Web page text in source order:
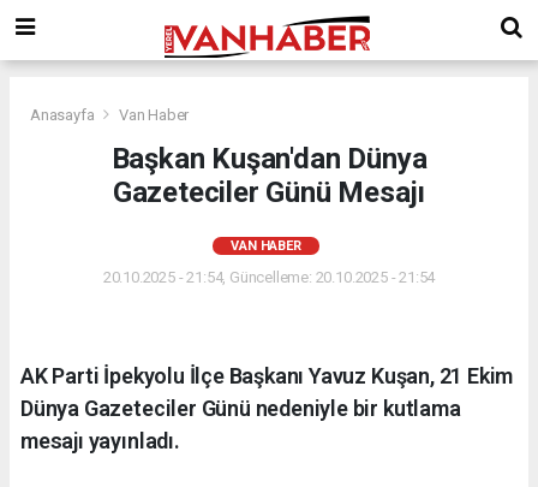
Anasayfa Van Haber
Başkan Kuşan'dan Dünya
Gazeteciler Günü Mesajı
VAN HABER
20.10.2025 - 21:54, Güncelleme: 20.10.2025 - 21:54
AK Parti İpekyolu İlçe Başkanı Yavuz Kuşan, 21 Ekim
Dünya Gazeteciler Günü nedeniyle bir kutlama
mesajı yayınladı.